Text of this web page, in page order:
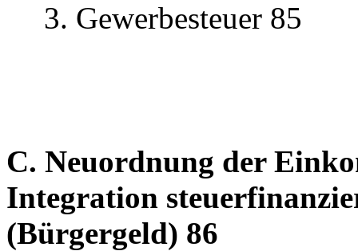
3. Gewerbesteuer 85
C. Neuordnung der
Integration
(Bürgergeld) 86